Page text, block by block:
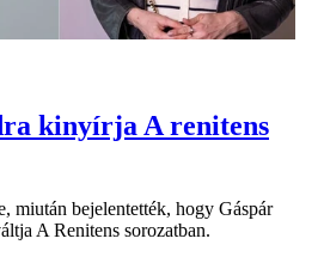
kinyírja A renitens
miután bejelentették, hogy Gáspár
A Renitens sorozatban.